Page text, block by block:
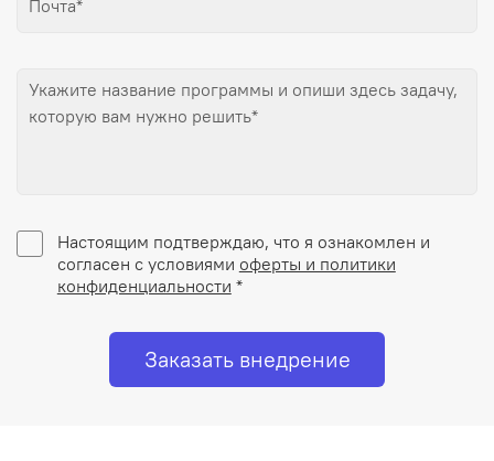
Настоящим подтверждаю, что я ознакомлен и
согласен с условиями оферты и политики
конфиденциальности *
Заказать внедрение